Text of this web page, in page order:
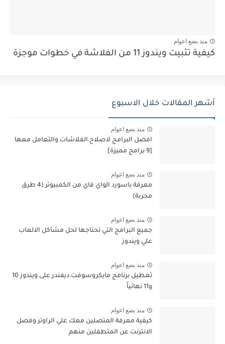
منذ بضع اعوام
كيفية تثبيت ويندوز 11 من الفلاشة في خطوات موجزة
أشهر المقالات خلال الاسبوع
منذ بضع اعوام
افضل البرامج لاصلاح الفلاشات والتعامل معها
منذ بضع اعوام
معرفة باسورد الواي فاي من الكمبيوتر (4 طرق
مجربة)
منذ بضع اعوام
جميع البرامج التي تحتاجها لحل مشاكل الالعاب
علي ويندوز
منذ بضع اعوام
تعطيل برنامج مايكروسوفت ديفندر على ويندوز 10
و11 نهائياً
منذ بضع اعوام
كيفية معرفة المتصلين معك علي الراوتر وفصل
الانترنت عن المتطفلين منهم